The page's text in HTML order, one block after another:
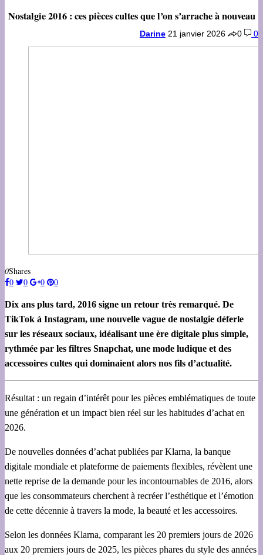
Nostalgie 2016 : ces pièces cultes que l’on s’arrache à nouveau
Darine 21 janvier 2026 0 0
0Shares
0
0 0 0
Dix ans plus tard, 2016 signe un retour très remarqué. De
TikTok à Instagram, une nouvelle vague de nostalgie déferle
sur les réseaux sociaux, idéalisant une ère digitale plus simple,
rythmée par les filtres Snapchat, une mode ludique et des
accessoires cultes qui dominaient alors nos fils d’actualité.
Résultat : un regain d’intérêt pour les pièces emblématiques de toute
une génération et un impact bien réel sur les habitudes d’achat en
2026.
De nouvelles données d’achat publiées par Klarna, la banque
digitale mondiale et plateforme de paiements flexibles, révèlent une
nette reprise de la demande pour les incontournables de 2016, alors
que les consommateurs cherchent à recréer l’esthétique et l’émotion
de cette décennie à travers la mode, la beauté et les accessoires.
Selon les données Klarna, comparant les 20 premiers jours de 2026
aux 20 premiers jours de 2025, les pièces phares du style des années